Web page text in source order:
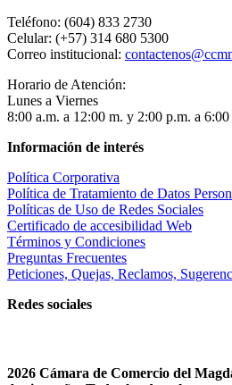
Teléfono: (604) 833 2730
Celular: (+57) 314 680 5300
Correo institucional:
Horario de Atención:
Lunes a Viernes
8:00 a.m. a 12:00 m. y 2:00 p.m. a 6:00
Información de interés
Política Corporativa
Política de Tratamiento de Datos
Políticas de Uso de Redes Sociales
Certificado de accesibilidad Web
Términos y Condiciones
Preguntas Frecuentes
Peticiones, Quejas, Reclamos,
Redes sociales
2026 Cámara de Comercio del